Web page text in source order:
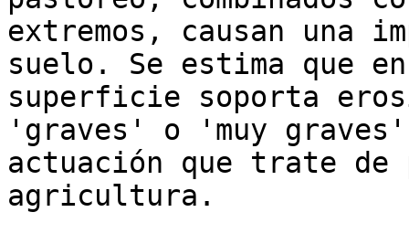
extremos, causan una
suelo. Se estima que
superficie soporta
'graves' o 'muy
actuación que trate
agricultura.